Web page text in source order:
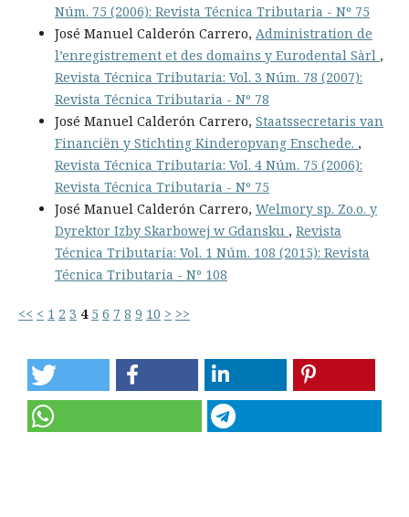
Núm. 75 (2006): Revista Técnica Tributaria - Nº 75
José Manuel Calderón Carrero, Administration de
l’enregistrement et des domains y Eurodental Sàrl ,
Revista Técnica Tributaria: Vol. 3 Núm. 78 (2007):
Revista Técnica Tributaria - Nº 78
José Manuel Calderón Carrero, Staatssecretaris van
Financiën y Stichting Kinderopvang Enschede. ,
Revista Técnica Tributaria: Vol. 4 Núm. 75 (2006):
Revista Técnica Tributaria - Nº 75
José Manuel Calderón Carrero, Welmory sp. Zo.o. y
Dyrektor Izby Skarbowej w Gdansku , Revista
Técnica Tributaria: Vol. 1 Núm. 108 (2015): Revista
Técnica Tributaria - Nº 108
<< < 1 2 3 4 5 6 7 8 9 10 > >>